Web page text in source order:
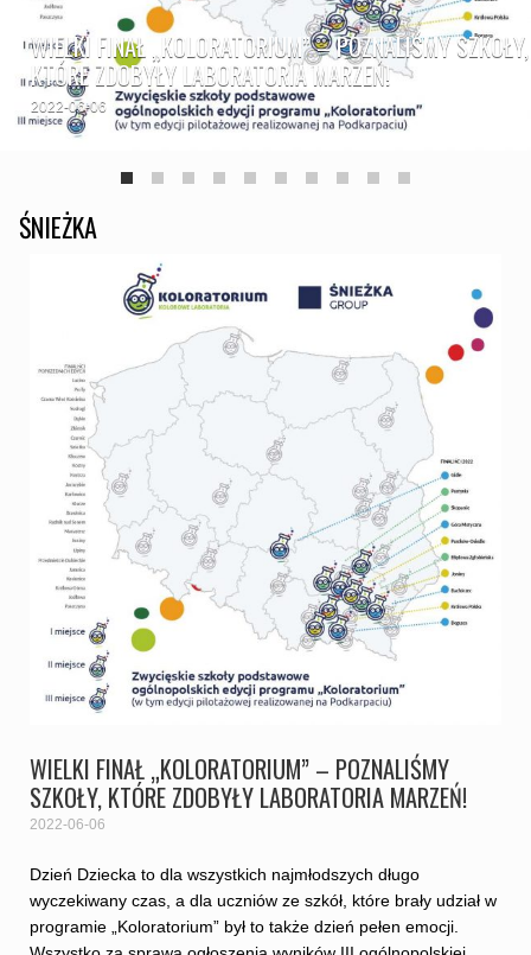
WIELKI FINAŁ „KOLORATORIUM” – POZNALIŚMY SZKOŁY,
KTÓRE ZDOBYŁY LABORATORIA MARZEŃ!
2022-06-06
ŚNIEŻKA
WIELKI FINAŁ „KOLORATORIUM” – POZNALIŚMY
SZKOŁY, KTÓRE ZDOBYŁY LABORATORIA MARZEŃ!
2022-06-06
Dzień Dziecka to dla wszystkich najmłodszych długo
wyczekiwany czas, a dla uczniów ze szkół, które brały udział w
programie „Koloratorium” był to także dzień pełen emocji.